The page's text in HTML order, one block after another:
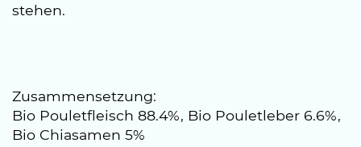
stehen.
Zusammensetzung:
Bio Pouletfleisch 88.4%, Bio Pouletleber 6.6%,
Bio Chiasamen 5%